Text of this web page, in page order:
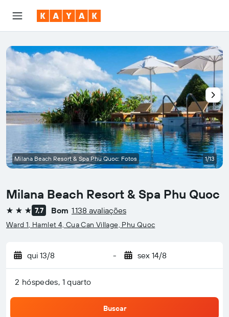
Milana Beach Resort & Spa Phu Quoc
3 estrelas7,7 Bom 1.138 avaliações
Ward 1, Hamlet 4, Cua Can Village, Phu Quoc
qui 13/8 - sex 14/8
2 hóspedes, 1 quarto
Buscar
Milana Beach Resort & Spa Phu Quoc: Fotos 1/13